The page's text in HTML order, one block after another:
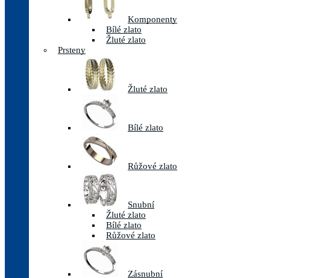
Komponenty
Bílé zlato
Žluté zlato
Prsteny
Žluté zlato
Bílé zlato
Růžové zlato
Snubní
Žluté zlato
Bílé zlato
Růžové zlato
Zásnubní